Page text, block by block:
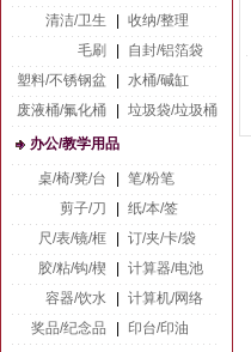
清洁/卫生
收纳/整理
毛刷
自封/铝箔袋
塑料/不锈钢盆
水桶/碱缸
废液桶/氟化桶
垃圾袋/垃圾桶
办公/教学用品
桌/椅/凳/台
笔/粉笔
剪子/刀
纸/本/签
尺/表/镜/框
订/夹/卡/袋
胶/粘/钩/楔
计算器/电池
容器/饮水
计算机/网络
奖品/纪念品
印台/印油